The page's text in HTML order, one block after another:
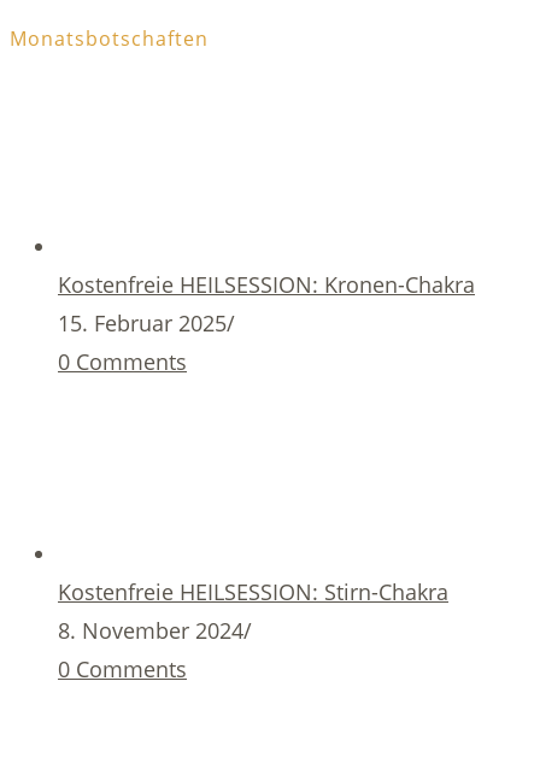
Monatsbotschaften
Kostenfreie HEILSESSION: Kronen-Chakra
15. Februar 2025/
0 Comments
Kostenfreie HEILSESSION: Stirn-Chakra
8. November 2024/
0 Comments